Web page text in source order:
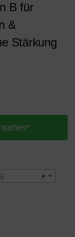
B für
&
Stärkung
×